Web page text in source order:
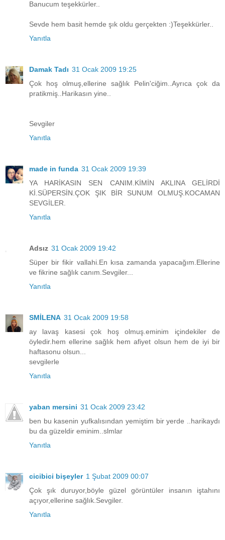
Banucum teşekkürler..
Sevde hem basit hemde şık oldu gerçekten :)Teşekkürler..
Yanıtla
Damak Tadı 31 Ocak 2009 19:25
Çok hoş olmuş,ellerine sağlık Pelin'ciğim..Ayrıca çok da
pratikmiş..Harikasın yine..
Sevgiler
Yanıtla
made in funda 31 Ocak 2009 19:39
YA HARİKASIN SEN CANIM.KİMİN AKLINA GELİRDİ
Kİ.SÜPERSİN.ÇOK ŞIK BİR SUNUM OLMUŞ.KOCAMAN
SEVGİLER.
Yanıtla
Adsız 31 Ocak 2009 19:42
Süper bir fikir vallahi.En kısa zamanda yapacağım.Ellerine
ve fikrine sağlık canım.Sevgiler...
Yanıtla
SMİLENA 31 Ocak 2009 19:58
ay lavaş kasesi çok hoş olmuş.eminim içindekiler de
öyledir.hem ellerine sağlık hem afiyet olsun hem de iyi bir
haftasonu olsun...
sevgilerle
Yanıtla
yaban mersini 31 Ocak 2009 23:42
ben bu kasenin yufkalısından yemiştim bir yerde ..harikaydı
bu da güzeldir eminim..slmlar
Yanıtla
cicibici bişeyler 1 Şubat 2009 00:07
Çok şık duruyor,böyle güzel görüntüler insanın iştahını
açıyor,ellerine sağlık.Sevgiler.
Yanıtla